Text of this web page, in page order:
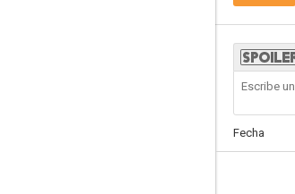
Fecha